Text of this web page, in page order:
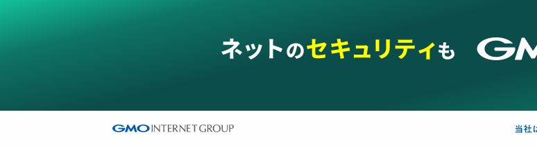
みえこ☆
みえこ☆さんがラグジュアリーナ
おしゃれ泥棒